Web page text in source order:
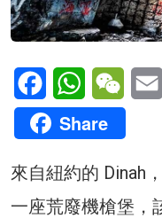
FacebookWhatsApp
Share
來自紐約的 Dinah
一座荒廢機槍堡，